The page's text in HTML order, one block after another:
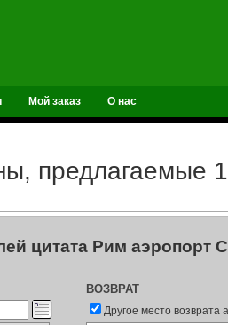
Мой заказ О нас
предлагаемые
цитата Рим аэропорт
ВОЗВРАТ
Другое место возврата